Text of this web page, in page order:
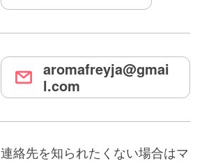
aromafreyja@gmai
l.com
連絡先を知られたくない場合はマ